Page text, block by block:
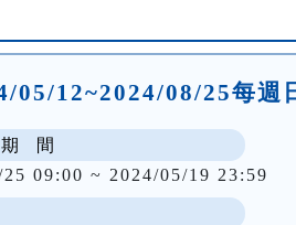
05/12~2024/08/25每週
間
25 09:00 ~ 2024/05/19 23:59